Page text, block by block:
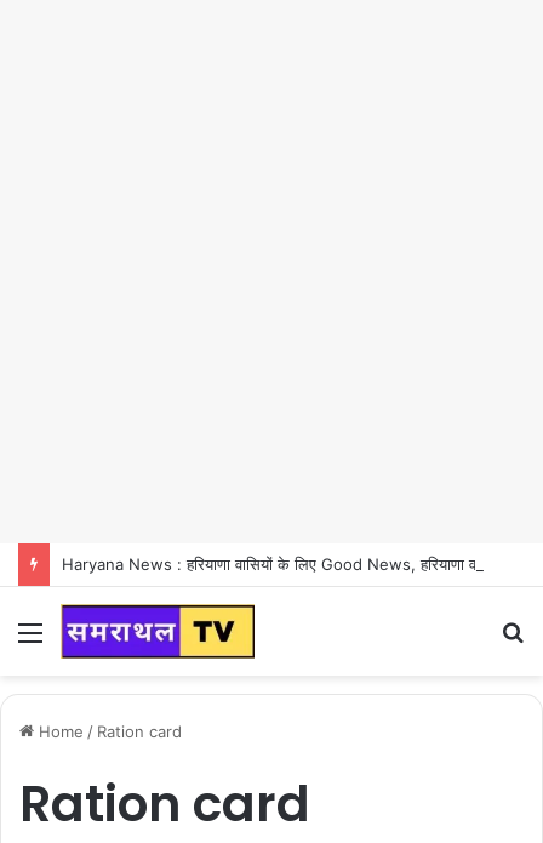
Menu
Home / Ration card
Ration card